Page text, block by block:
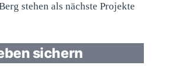
stehen als nächste Projekte
sichern